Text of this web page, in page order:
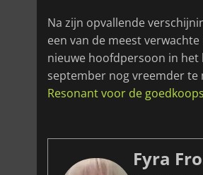
Na zijn opvallende
een van de meest
nieuwe hoofdpersoon in het
september nog vreemder te
Resonant voor de
Fyra